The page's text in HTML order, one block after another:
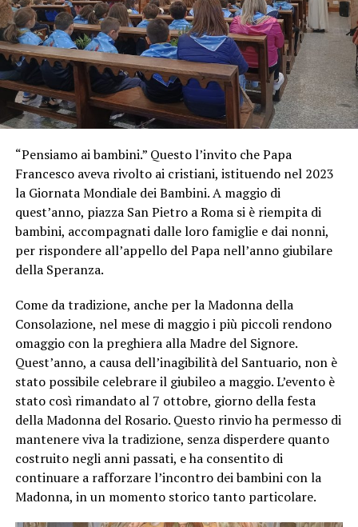
“Pensiamo ai bambini.” Questo l’invito che Papa
Francesco aveva rivolto ai cristiani, istituendo nel 2023
la Giornata Mondiale dei Bambini. A maggio di
quest’anno, piazza San Pietro a Roma si è riempita di
bambini, accompagnati dalle loro famiglie e dai nonni,
per rispondere all’appello del Papa nell’anno giubilare
della Speranza.
Come da tradizione, anche per la Madonna della
Consolazione, nel mese di maggio i più piccoli rendono
omaggio con la preghiera alla Madre del Signore.
Quest’anno, a causa dell’inagibilità del Santuario, non è
stato possibile celebrare il giubileo a maggio. L’evento è
stato così rimandato al 7 ottobre, giorno della festa
della Madonna del Rosario. Questo rinvio ha permesso di
mantenere viva la tradizione, senza disperdere quanto
costruito negli anni passati, e ha consentito di
continuare a rafforzare l’incontro dei bambini con la
Madonna, in un momento storico tanto particolare.